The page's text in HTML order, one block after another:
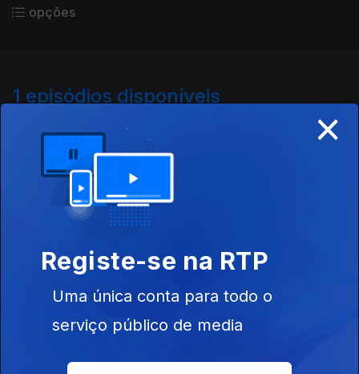
opções
1 episódios disponíveis
876886 ×
Registe-se na RTP
Uma única conta para todo o
serviço público de media